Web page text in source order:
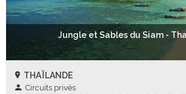
Jungle et Sables du Siam -
THAÏLANDE
Circuits privés